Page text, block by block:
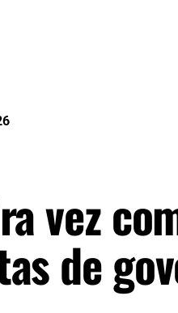
vez
de